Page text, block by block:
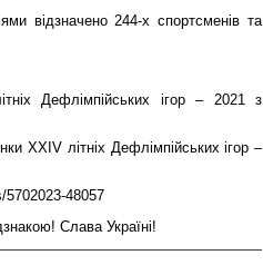
відзначено 244-х спортсменів та
Дефлімпійських ігор – 2021 з
ХХІV літніх Дефлімпійських ігор –
48057
Слава Україні!